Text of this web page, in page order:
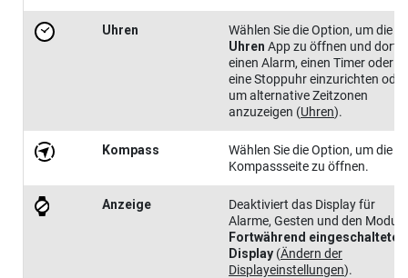
Uhren
Wählen Sie die Option, um die
Uhren App zu öffnen und dort
einen Alarm, einen Timer oder
eine Stoppuhr einzurichten oder
um alternative Zeitzonen
anzuzeigen (Uhren).
Kompass
Wählen Sie die Option, um die
Kompassseite zu öffnen.
Anzeige
Deaktiviert das Display für
Alarme, Gesten und den Modus
Fortwährend eingeschaltetes
Display (Ändern der
Displayeinstellungen).